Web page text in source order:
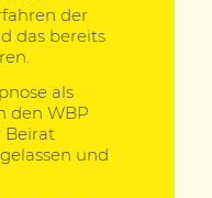
der
das bereits
als
den WBP
Beirat
und